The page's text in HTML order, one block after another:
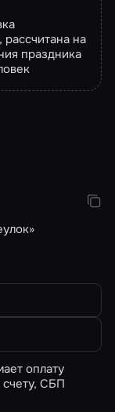
по
ролик
– 2500 ₽.
рассчитана на
праздника
оплату
СБП